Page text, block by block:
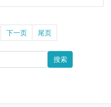
下一页 尾页
搜索